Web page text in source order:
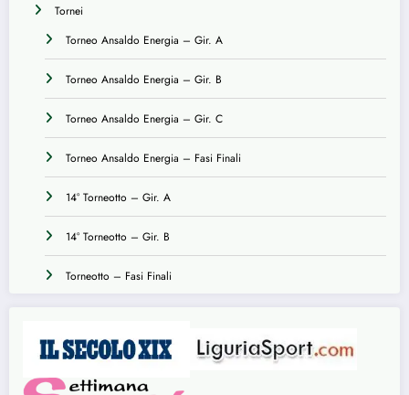
Tornei
Torneo Ansaldo Energia – Gir. A
Torneo Ansaldo Energia – Gir. B
Torneo Ansaldo Energia – Gir. C
Torneo Ansaldo Energia – Fasi Finali
14° Torneotto – Gir. A
14° Torneotto – Gir. B
Torneotto – Fasi Finali